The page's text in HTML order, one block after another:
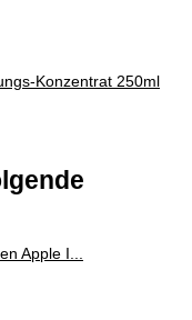
Konzentrat 250ml